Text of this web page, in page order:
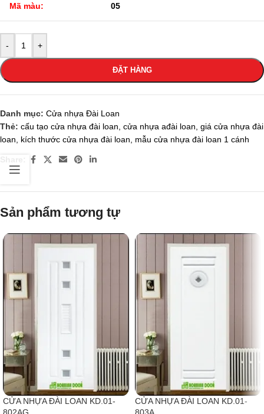
Mã màu: 05
- +
ĐẶT HÀNG
Danh mục: Cửa nhựa Đài Loan
Thẻ: cấu tạo cửa nhựa đài loan cửa nhựa ađài loan giá cửa nhựa đài
loan
kích thước cửa nhựa đài loan mẫu cửa nhựa đài loan 1 cánh
Sản phẩm tương tự
CỬA NHỰA ĐÀI LOAN KD.01-
CỬA NHỰA ĐÀI LOAN KD.01-